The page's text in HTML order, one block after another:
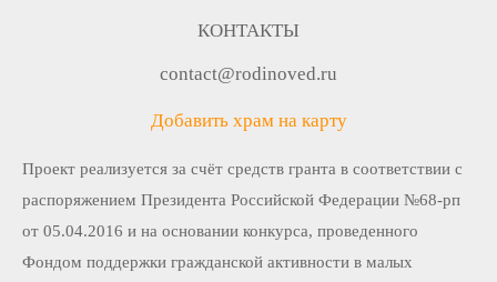
КОНТАКТЫ
contact@rodinoved.ru
Добавить храм на карту
Проект реализуется за счёт средств гранта в соответствии c
распоряжением Президента Российской Федерации №68-рп
от 05.04.2016 и на основании конкурса, проведенного
Фондом поддержки гражданской активности в малых